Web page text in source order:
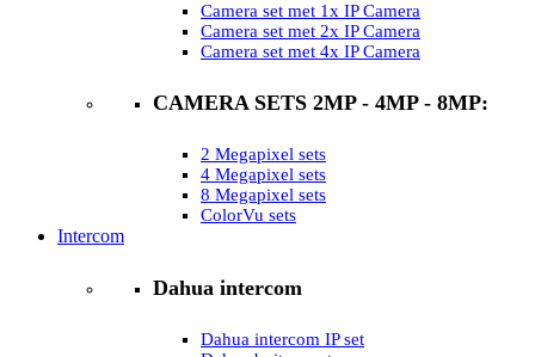
Camera set met 1x IP Camera
Camera set met 2x IP Camera
Camera set met 4x IP Camera
CAMERA SETS 2MP - 4MP - 8MP:
2 Megapixel sets
4 Megapixel sets
8 Megapixel sets
ColorVu sets
Intercom
Dahua intercom
Dahua intercom IP set